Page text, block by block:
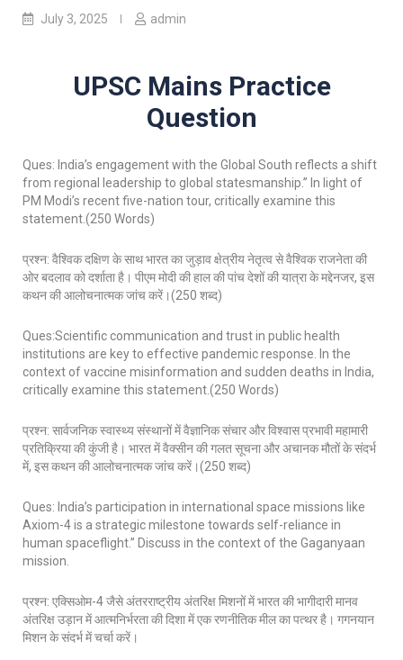
July 3, 2025 admin
UPSC Mains Practice
Question
Ques: India’s engagement with the Global South reflects a shift
from regional leadership to global statesmanship.” In light of
PM Modi’s recent five-nation tour, critically examine this
statement.(250 Words)
प्रश्न: वैश्विक दक्षिण के साथ भारत का जुड़ाव क्षेत्रीय नेतृत्व से वैश्विक राजनेता की
ओर बदलाव को दर्शाता है। पीएम मोदी की हाल की पांच देशों की यात्रा के मद्देनजर, इस
कथन की आलोचनात्मक जांच करें।(250 शब्द)
Ques:Scientific communication and trust in public health
institutions are key to effective pandemic response. In the
context of vaccine misinformation and sudden deaths in India,
critically examine this statement.(250 Words)
प्रश्न: सार्वजनिक स्वास्थ्य संस्थानों में वैज्ञानिक संचार और विश्वास प्रभावी महामारी
प्रतिक्रिया की कुंजी है। भारत में वैक्सीन की गलत सूचना और अचानक मौतों के संदर्भ
में, इस कथन की आलोचनात्मक जांच करें।(250 शब्द)
Ques: India’s participation in international space missions like
Axiom-4 is a strategic milestone towards self-reliance in
human spaceflight.” Discuss in the context of the Gaganyaan
mission.
प्रश्न: एक्सिओम-4 जैसे अंतरराष्ट्रीय अंतरिक्ष मिशनों में भारत की भागीदारी मानव
अंतरिक्ष उड़ान में आत्मनिर्भरता की दिशा में एक रणनीतिक मील का पत्थर है। गगनयान
मिशन के संदर्भ में चर्चा करें।